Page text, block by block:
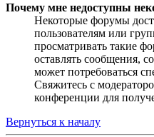
Почему мне недоступны
Некоторые форумы
пользователям или
просматривать такие
оставлять сообщения,
может потребоваться
Свяжитесь с
конференции для
Вернуться к началу